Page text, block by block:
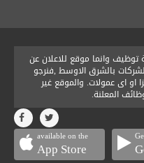
وانما موقع للاعلان عن
بالشرق الاوسط ,فنرجو
او اى عمولات. والموقع غير
المعلنة.
available on the
App Store